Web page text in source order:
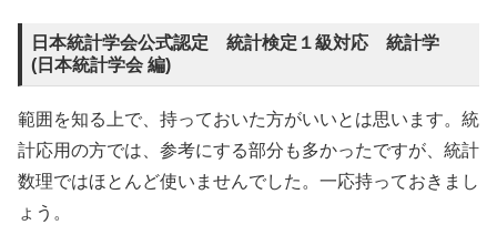
日本統計学会公式認定 統計検定１級対応 統計学
(日本統計学会 編)
範囲を知る上で、持っておいた方がいいとは思います。統
計応用の方では、参考にする部分も多かったですが、統計
数理ではほとんど使いませんでした。一応持っておきまし
ょう。